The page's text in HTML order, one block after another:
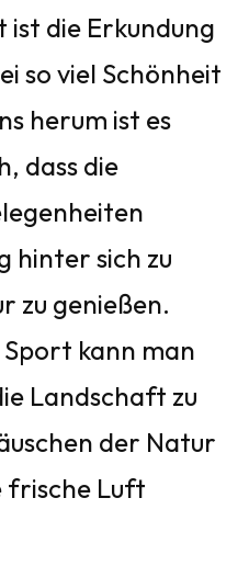
ist die Erkundung
so viel Schönheit
herum ist es
dass die
hinter sich zu
zu genießen.
kann man
Landschaft zu
der Natur
frische Luft